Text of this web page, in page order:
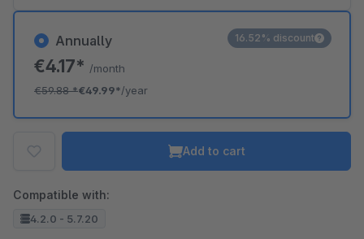
Annually
€4.17* /month
€59.88*€49.99*/year
16.52% discount
Add to cart
Compatible with:
4.2.0 - 5.7.20